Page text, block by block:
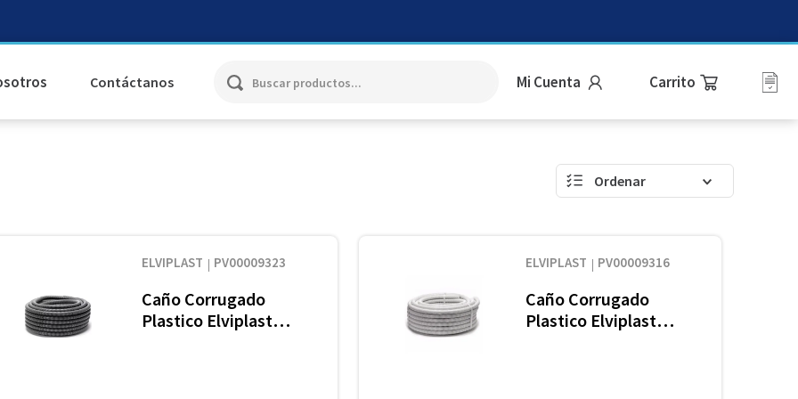
Contáctanos Mi Cuenta
ELVIPLAST PV00009323
Caño Corrugado
Plastico Elviplast
ELVIPLAST PV00009316
Caño Corrugado
Plastico Elviplast